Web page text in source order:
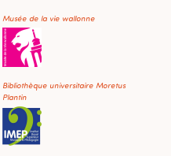
Musée de la vie wallonne
Bibliothèque universitaire Moretus
Plantin